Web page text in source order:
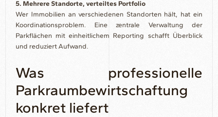
5. Mehrere Standorte, verteiltes Portfolio
Wer Immobilien an verschiedenen Standorten hält, hat ein
Koordinationsproblem. Eine zentrale Verwaltung der
Parkflächen mit einheitlichem Reporting schafft Überblick
und reduziert Aufwand.
Was professionelle
Parkraumbewirtschaftung
konkret liefert